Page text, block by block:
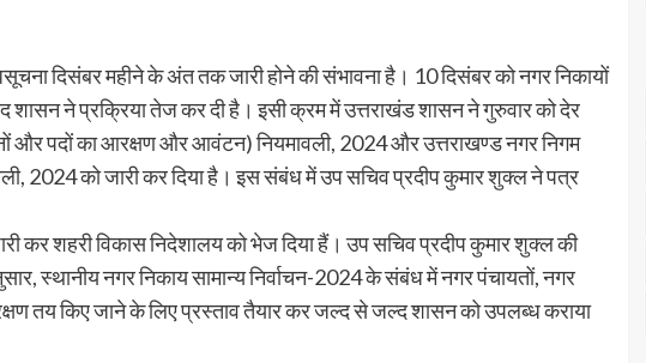
दिसंबर महीने के अंत तक जारी होने की संभावना है। 10 दिसंबर को नगर निकायों
ने प्रक्रिया तेज कर दी है। इसी क्रम में उत्तराखंड शासन ने गुरुवार को देर
और पदों का आरक्षण और आवंटन) नियमावली, 2024 और उत्तराखण्ड नगर निगम
2024 को जारी कर दिया है। इस संबंध में उप सचिव प्रदीप कुमार शुक्ल ने पत्र
कर शहरी विकास निदेशालय को भेज दिया हैं। उप सचिव प्रदीप कुमार शुक्ल की
स्थानीय नगर निकाय सामान्य निर्वाचन-2024 के संबंध में नगर पंचायतों, नगर
तय किए जाने के लिए प्रस्ताव तैयार कर जल्द से जल्द शासन को उपलब्ध कराया